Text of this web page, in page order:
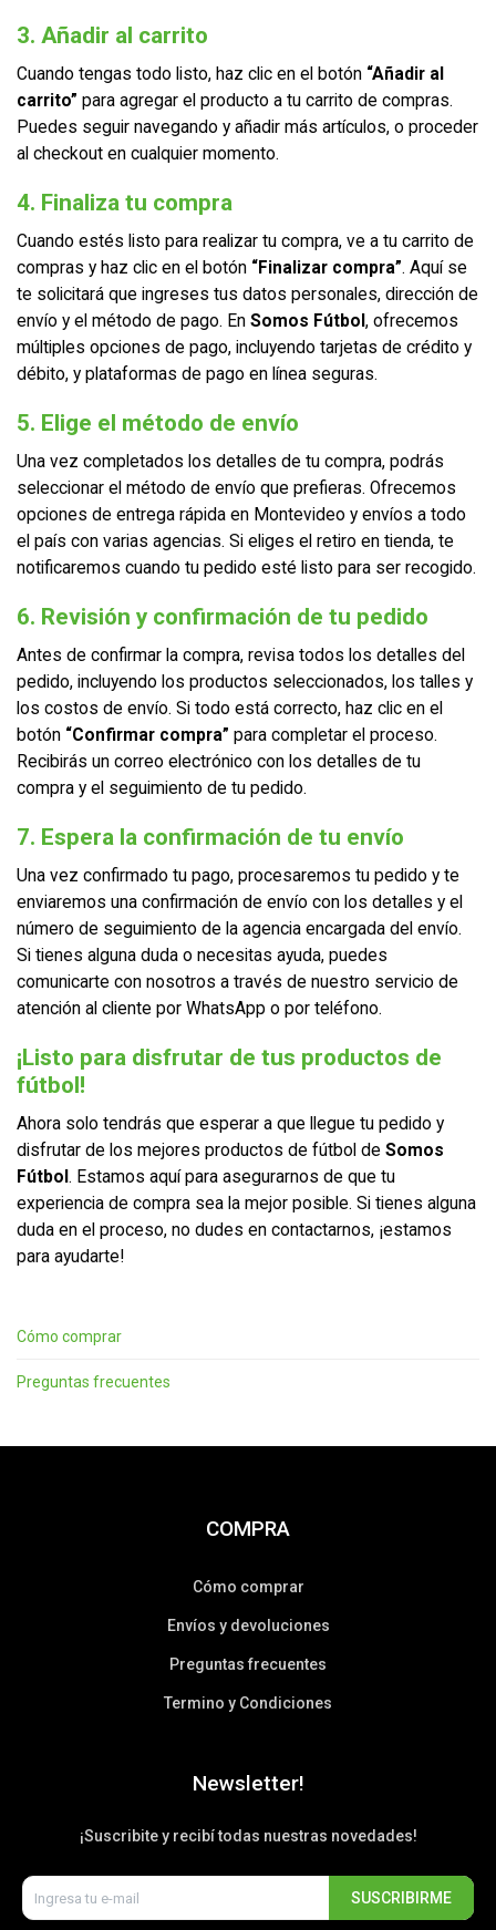
3. Añadir al carrito
Cuando tengas todo listo, haz clic en el botón “Añadir al
carrito” para agregar el producto a tu carrito de compras.
Puedes seguir navegando y añadir más artículos, o proceder
al checkout en cualquier momento.
4. Finaliza tu compra
Cuando estés listo para realizar tu compra, ve a tu carrito de
compras y haz clic en el botón “Finalizar compra”. Aquí se
te solicitará que ingreses tus datos personales, dirección de
envío y el método de pago. En Somos Fútbol , ofrecemos
múltiples opciones de pago, incluyendo tarjetas de crédito y
débito, y plataformas de pago en línea seguras.
5. Elige el método de envío
Una vez completados los detalles de tu compra, podrás
seleccionar el método de envío que prefieras. Ofrecemos
opciones de entrega rápida en Montevideo y envíos a todo
el país con varias agencias. Si eliges el retiro en tienda, te
notificaremos cuando tu pedido esté listo para ser recogido.
6. Revisión y confirmación de tu pedido
Antes de confirmar la compra, revisa todos los detalles del
pedido, incluyendo los productos seleccionados, los talles y
los costos de envío. Si todo está correcto, haz clic en el
botón “Confirmar compra” para completar el proceso.
Recibirás un correo electrónico con los detalles de tu
compra y el seguimiento de tu pedido.
7. Espera la confirmación de tu envío
Una vez confirmado tu pago, procesaremos tu pedido y te
enviaremos una confirmación de envío con los detalles y el
número de seguimiento de la agencia encargada del envío.
Si tienes alguna duda o necesitas ayuda, puedes
comunicarte con nosotros a través de nuestro servicio de
atención al cliente por WhatsApp o por teléfono.
¡Listo para disfrutar de tus productos de
fútbol!
Ahora solo tendrás que esperar a que llegue tu pedido y
disfrutar de los mejores productos de fútbol de Somos
Fútbol . Estamos aquí para asegurarnos de que tu
experiencia de compra sea la mejor posible. Si tienes alguna
duda en el proceso, no dudes en contactarnos, ¡estamos
para ayudarte!
Cómo comprar
Preguntas frecuentes
COMPRA
Cómo comprar
Envíos y devoluciones
Preguntas frecuentes
Termino y Condiciones
Newsletter!
¡Suscribite y recibí todas nuestras novedades!
SUSCRIBIRME